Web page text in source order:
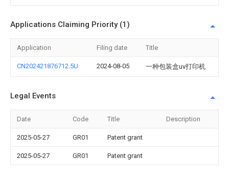
Applications Claiming Priority (1)
Application Filing date Title
CN202421876712.5U 2024-08-05 一种包装盒uv打印机
Legal Events
Date Code Title Description
2025-05-27 GR01 Patent grant
2025-05-27 GR01 Patent grant